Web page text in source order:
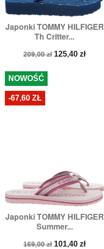
Japonki TOMMY HILFIGER
Th Critter...
Cena
209,00 zł Cena
125,40 zł
Japonki TOMMY HILFIGER
Summer...
Cena
169,00 zł Cena
101,40 zł
NOWOŚĆ
-67,60 ZŁ